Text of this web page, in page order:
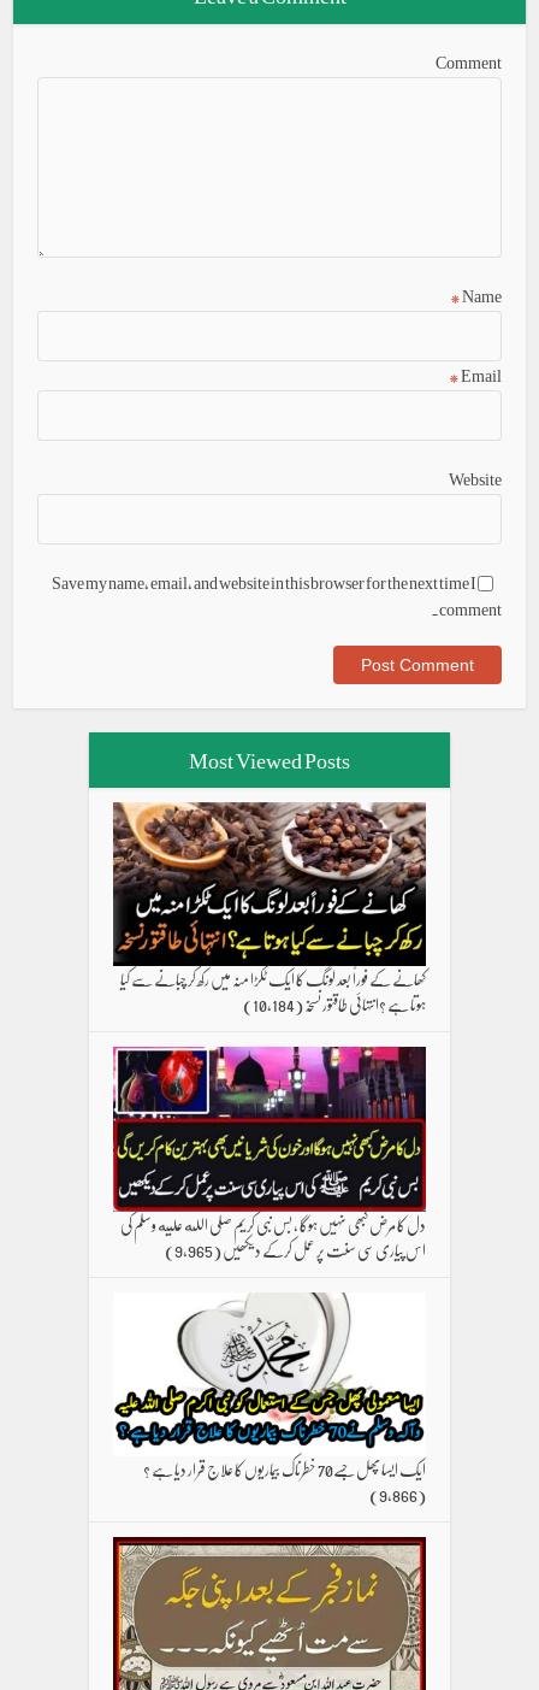
Comment
Name
*
Email
*
Website
Save my name, email, and website in this browser for the next time I
comment.
Most Viewed Posts
کھانے کے فوراً بعد لونگ کا ایک ٹکڑا منہ میں رکھ کر چبانے سے کیا
ہوتا ہے ؟انتہائی طاقتور نسخہ(10,184)
دل کا مرض کبھی نہیں ہوگا ، بس نبی کریم صلی الله علیه وسلم کی
اس پیاری سی سنت پر عمل کرکے دیکھیں(9,965)
ایک ایسا پھل جسے70 خطرناک بیماریوں کا علاج قرار دیا ہے ؟
(9,866)